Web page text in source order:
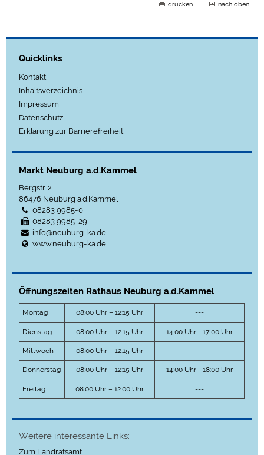
drucken nach oben
Quicklinks
Kontakt
Inhaltsverzeichnis
Impressum
Datenschutz
Erklärung zur Barrierefreiheit
Markt Neuburg a.d.Kammel
Bergstr. 2
86476 Neuburg a.d.Kammel
08283 9985-0
08283 9985-29
info@neuburg-ka.de
www.neuburg-ka.de
Öffnungszeiten Rathaus Neuburg a.d.Kammel
Montag 08:00 Uhr – 12:15 Uhr ---
Dienstag 08:00 Uhr – 12:15 Uhr 14:00 Uhr - 17:00 Uhr
Mittwoch 08:00 Uhr – 12:15 Uhr ---
Donnerstag 08:00 Uhr – 12:15 Uhr 14:00 Uhr - 18:00 Uhr
Freitag 08:00 Uhr – 12:00 Uhr ---
Weitere interessante Links:
Zum Landratsamt